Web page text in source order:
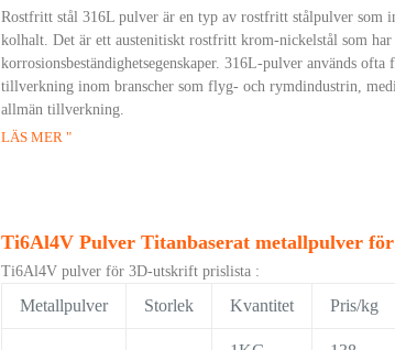
Rostfritt stål 316L pulver är en typ av rostfritt stålpulver som
kolhalt. Det är ett austenitiskt rostfritt krom-nickelstål som
korrosionsbeständighetsegenskaper. 316L-pulver används
tillverkning inom branscher som flyg- och rymdindustrin,
allmän tillverkning.
LÄS MER "
Ti6Al4V Pulver Titanbaserat metallpulver
Ti6Al4V pulver för 3D-utskrift prislista :
Metallpulver Storlek Kvantitet Pris/kg